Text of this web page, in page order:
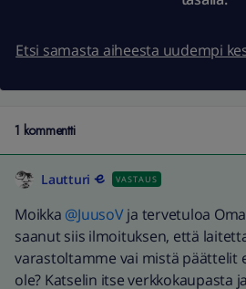
Etsi samasta aiheesta uudempi
1 kommentti
Lautturi VASTAUS
Moikka @JuusoV ja tervetuloa
saanut siis ilmoituksen, että
varastoltamme vai mistä päättelit
ole? Katselin itse verkkokaupasta